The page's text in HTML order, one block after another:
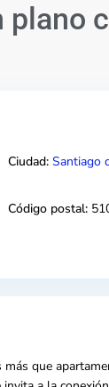
Ciudad: Santiago
Código postal:
más que